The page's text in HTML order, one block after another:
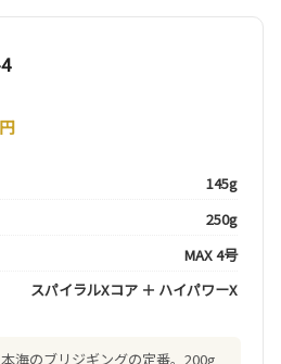
145g
250g
MAX 4号
スパイラルXコア ＋ ハイパワーX
海のブリジギングの定番。200g